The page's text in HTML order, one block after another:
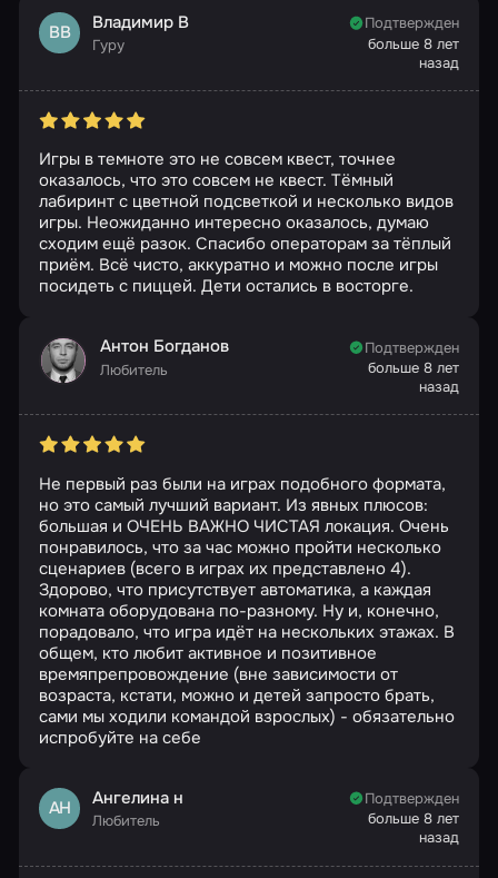
ВВ Владимир В
Гуру
Подтвержден
больше 8 лет
назад
Игры в темноте это не совсем квест, точнее
оказалось, что это совсем не квест. Тёмный
лабиринт с цветной подсветкой и несколько видов
игры. Неожиданно интересно оказалось, думаю
сходим ещё разок. Спасибо операторам за тёплый
приём. Всё чисто, аккуратно и можно после игры
посидеть с пиццей. Дети остались в восторге.
Антон Богданов
Любитель
Подтвержден
больше 8 лет
назад
Не первый раз были на играх подобного формата,
но это самый лучший вариант. Из явных плюсов:
большая и ОЧЕНЬ ВАЖНО ЧИСТАЯ локация. Очень
понравилось, что за час можно пройти несколько
сценариев (всего в играх их представлено 4).
Здорово, что присутствует автоматика, а каждая
комната оборудована по-разному. Ну и, конечно,
порадовало, что игра идёт на нескольких этажах. В
общем, кто любит активное и позитивное
времяпрепровождение (вне зависимости от
возраста, кстати, можно и детей запросто брать,
сами мы ходили командой взрослых) - обязательно
испробуйте на себе
АН Ангелина н
Любитель
Подтвержден
больше 8 лет
назад